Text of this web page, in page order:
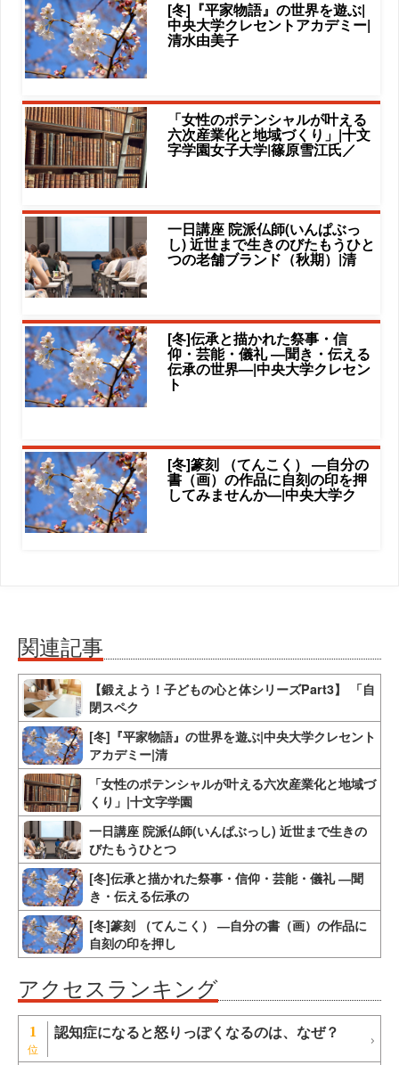
[冬]『平家物語』の世界を遊ぶ|
中央大学クレセントアカデミー|
清水由美子
「女性のポテンシャルが叶える
六次産業化と地域づくり」|十文
字学園女子大学|篠原雪江氏／
一日講座 院派仏師(いんぱぶっ
し) 近世まで生きのびたもうひと
つの老舗ブランド（秋期）|清
[冬]伝承と描かれた祭事・信
仰・芸能・儀礼 ―聞き・伝える
伝承の世界―|中央大学クレセン
ト
[冬]篆刻 （てんこく） ―自分の
書（画）の作品に自刻の印を押
してみませんか―|中央大学ク
関連記事
【鍛えよう！子どもの心と体シリーズPart3】 「自
閉スペク
[冬]『平家物語』の世界を遊ぶ|中央大学クレセント
アカデミー|清
「女性のポテンシャルが叶える六次産業化と地域づ
くり」|十文字学園
一日講座 院派仏師(いんぱぶっし) 近世まで生きの
びたもうひとつ
[冬]伝承と描かれた祭事・信仰・芸能・儀礼 ―聞
き・伝える伝承の
[冬]篆刻 （てんこく） ―自分の書（画）の作品に
自刻の印を押し
アクセスランキング
1 認知症になると怒りっぽくなるのは、なぜ？